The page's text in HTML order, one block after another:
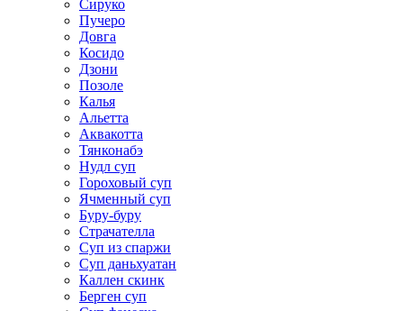
Сируко
Пучеро
Довга
Косидо
Дзони
Позоле
Калья
Альетта
Аквакотта
Тянконабэ
Нудл суп
Гороховый суп
Ячменный суп
Буру-буру
Страчателла
Суп из спаржи
Суп даньхуатан
Каллен скинк
Берген суп